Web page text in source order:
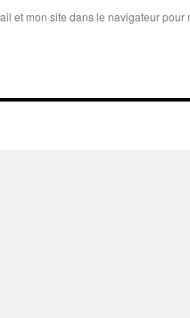
et mon site dans le navigateur